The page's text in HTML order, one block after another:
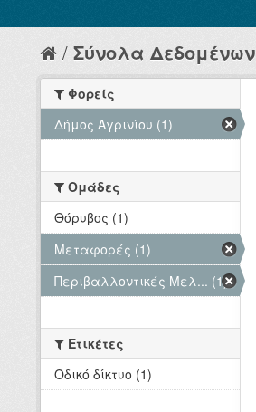
Σύνολα Δεδομένων
Φορείς
Δήμος Αγρινίου (1)
Ομάδες
Θόρυβος (1)
Μεταφορές (1)
Περιβαλλοντικές Μελ... (1)
Ετικέτες
Οδικό δίκτυο (1)